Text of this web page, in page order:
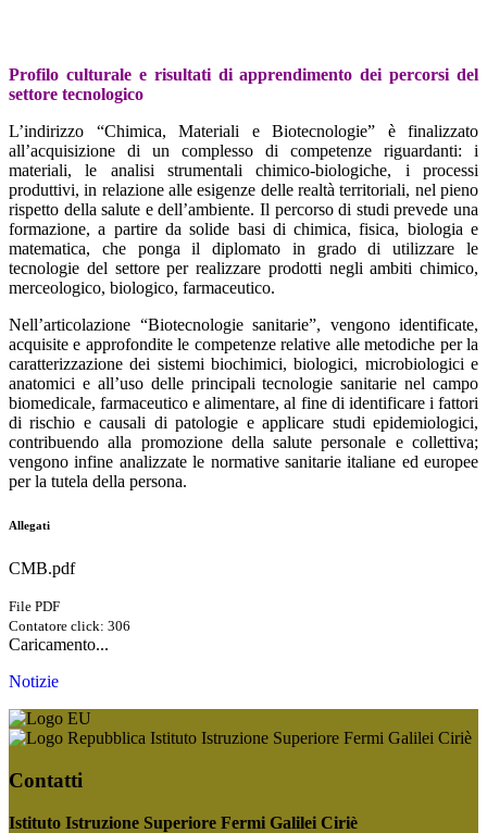
Profilo culturale e risultati di apprendimento dei percorsi del
settore tecnologico
L’indirizzo “Chimica, Materiali e Biotecnologie” è finalizzato
all’acquisizione di un complesso di competenze riguardanti: i
materiali, le analisi strumentali chimico-biologiche, i processi
produttivi, in relazione alle esigenze delle realtà territoriali, nel pieno
rispetto della salute e dell’ambiente. Il percorso di studi prevede una
formazione, a partire da solide basi di chimica, fisica, biologia e
matematica, che ponga il diplomato in grado di utilizzare le
tecnologie del settore per realizzare prodotti negli ambiti chimico,
merceologico, biologico, farmaceutico.
Nell’articolazione “Biotecnologie sanitarie”, vengono identificate,
acquisite e approfondite le competenze relative alle metodiche per la
caratterizzazione dei sistemi biochimici, biologici, microbiologici e
anatomici e all’uso delle principali tecnologie sanitarie nel campo
biomedicale, farmaceutico e alimentare, al fine di identificare i fattori
di rischio e causali di patologie e applicare studi epidemiologici,
contribuendo alla promozione della salute personale e collettiva;
vengono infine analizzate le normative sanitarie italiane ed europee
per la tutela della persona.
Allegati
CMB.pdf
File PDF
Contatore click: 306
Caricamento...
Notizie
Istituto Istruzione Superiore Fermi Galilei Ciriè
Contatti
Istituto Istruzione Superiore Fermi Galilei Ciriè